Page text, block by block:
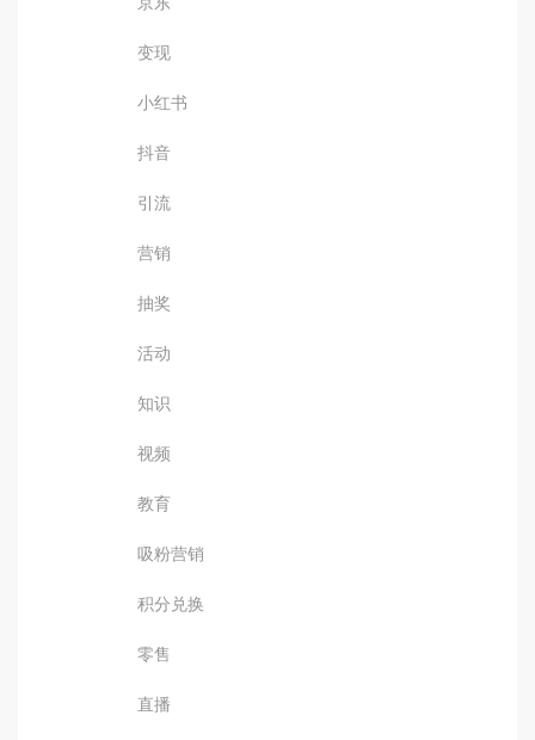
变现
小红书
抖音
引流
营销
抽奖
活动
知识
视频
教育
吸粉营销
积分兑换
零售
直播